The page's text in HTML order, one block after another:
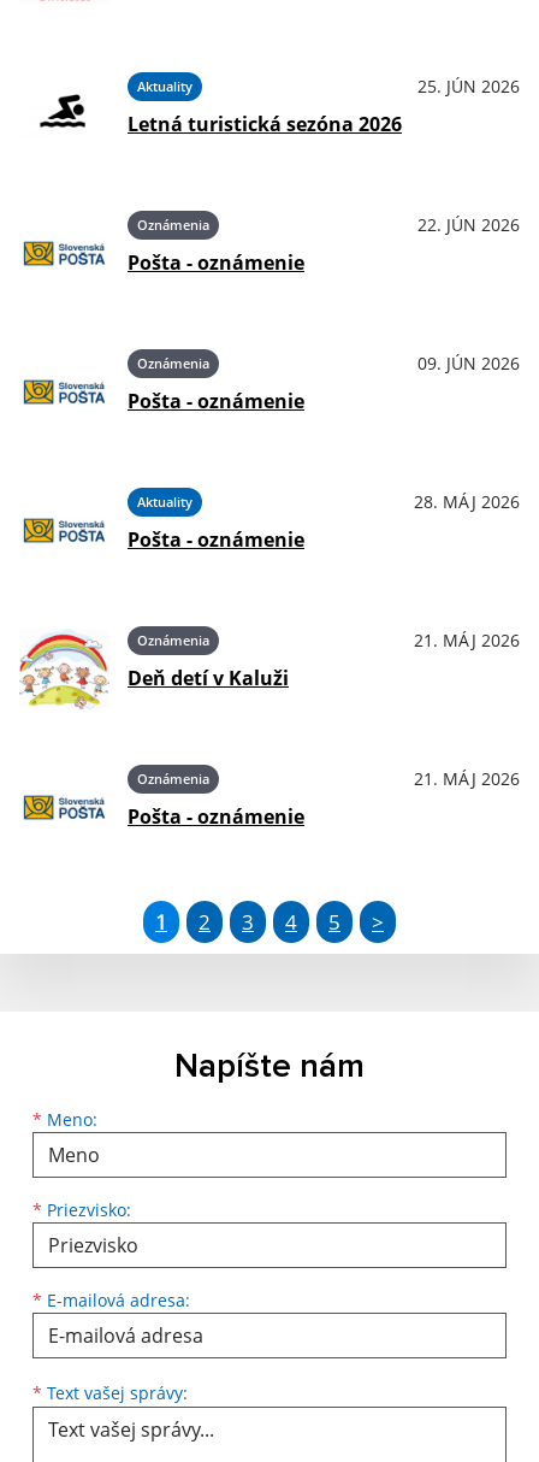
Aktuality 25. JÚN 2026
Letná turistická sezóna 2026
Oznámenia 22. JÚN 2026
Pošta - oznámenie
Oznámenia 09. JÚN 2026
Pošta - oznámenie
Aktuality 28. MÁJ 2026
Pošta - oznámenie
Oznámenia 21. MÁJ 2026
Deň detí v Kaluži
Oznámenia 21. MÁJ 2026
Pošta - oznámenie
1 2 3 4 5 >
Napíšte nám
* Meno:
Meno
* Priezvisko:
Priezvisko
* E-mailová adresa:
E-mailová adresa
* Text vašej správy: